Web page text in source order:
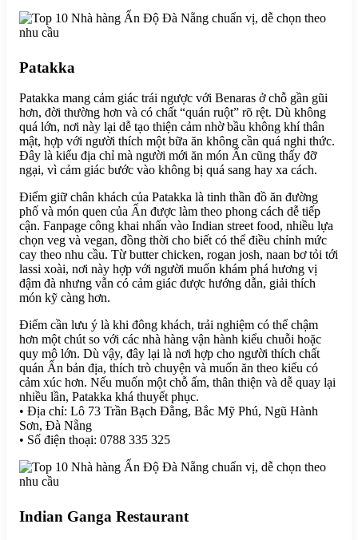
Patakka
Patakka mang cảm giác trái ngược với Benaras ở chỗ gần gũi
hơn, đời thường hơn và có chất “quán ruột” rõ rệt. Dù không
quá lớn, nơi này lại dễ tạo thiện cảm nhờ bầu không khí thân
mật, hợp với người thích một bữa ăn không cần quá nghi thức.
Đây là kiểu địa chỉ mà người mới ăn món Ấn cũng thấy đỡ
ngại, vì cảm giác bước vào không bị quá sang hay xa cách.
Điểm giữ chân khách của Patakka là tinh thần đồ ăn đường
phố và món quen của Ấn được làm theo phong cách dễ tiếp
cận. Fanpage công khai nhấn vào Indian street food, nhiều lựa
chọn veg và vegan, đồng thời cho biết có thể điều chỉnh mức
cay theo nhu cầu. Từ butter chicken, rogan josh, naan bơ tỏi tới
lassi xoài, nơi này hợp với người muốn khám phá hương vị
đậm đà nhưng vẫn có cảm giác được hướng dẫn, giải thích
món kỹ càng hơn.
Điểm cần lưu ý là khi đông khách, trải nghiệm có thể chậm
hơn một chút so với các nhà hàng vận hành kiểu chuỗi hoặc
quy mô lớn. Dù vậy, đây lại là nơi hợp cho người thích chất
quán Ấn bản địa, thích trò chuyện và muốn ăn theo kiểu có
cảm xúc hơn. Nếu muốn một chỗ ấm, thân thiện và dễ quay lại
nhiều lần, Patakka khá thuyết phục.
• Địa chỉ: Lô 73 Trần Bạch Đằng, Bắc Mỹ Phú, Ngũ Hành
Sơn, Đà Nẵng
• Số điện thoại: 0788 335 325
Indian Ganga Restaurant